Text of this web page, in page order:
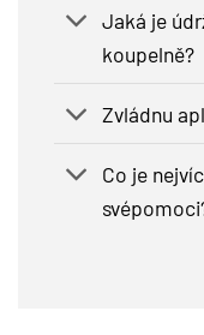
Jaká je
koupelně?
Zvládnu
Co je